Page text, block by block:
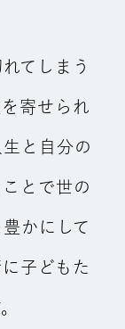
てしまう
寄せられ
と自分の
とで世の
かにして
子どもた